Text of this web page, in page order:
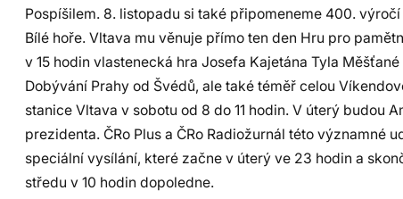
Pospíšilem. 8. listopadu si také připomeneme 400.
Bílé hoře. Vltava mu věnuje přímo ten den Hru pro
v 15 hodin vlastenecká hra Josefa Kajetána Tyla
Dobývání Prahy od Švédů, ale také téměř celou
stanice Vltava v sobotu od 8 do 11 hodin. V úterý budou
prezidenta. ČRo Plus a ČRo Radiožurnál této významné
speciální vysílání, které začne v úterý ve 23 hodin a
středu v 10 hodin dopoledne.